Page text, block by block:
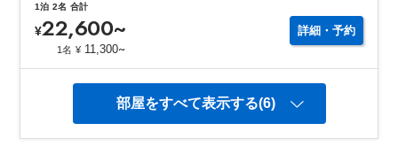
1泊 2名 合計
¥22,600~
1名 ¥ 11,300~
詳細・予約
部屋をすべて表示する(6)